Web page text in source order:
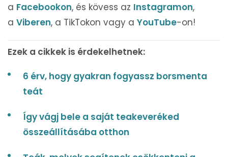
a Facebookon, és kövess az Instagramon,
a Viberen, a TikTokon vagy a YouTube-on!
Ezek a cikkek is érdekelhetnek:
6 érv, hogy gyakran fogyassz borsmenta
teát
Így vágj bele a saját teakeveréked
összeállításába otthon